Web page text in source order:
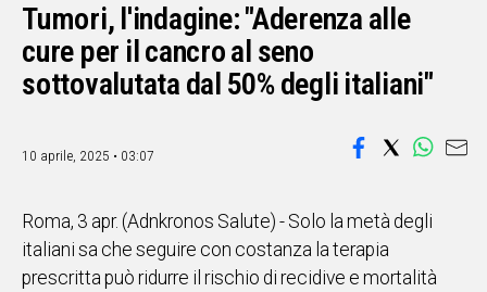
SASSARI
NUORO
ORISTANO
SULCIS
OGLIASTRA
ALTRE
NOTIZIE
Tumori, l'indagine: "Aderenza alle
cure per il cancro al seno
sottovalutata dal 50% degli italiani"
10 aprile, 2025 • 03:07
Roma, 3 apr. (Adnkronos Salute) - Solo la metà degli
italiani sa che seguire con costanza la terapia
prescritta può ridurre il rischio di recidive e mortalità